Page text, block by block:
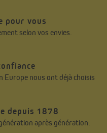
pour vous
selon vos envies.
Europe nous ont déjà choisis
depuis 1878
après génération.